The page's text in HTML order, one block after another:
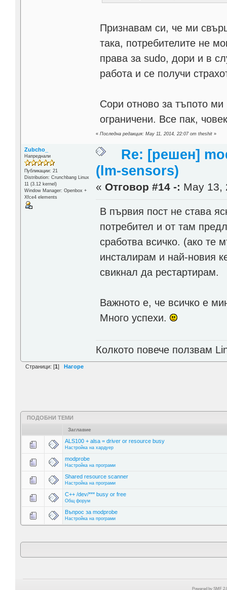
Признавам си, че ми
така, потребителите не
права за sudo, дори и в
работа и се получи
Сори отново за тъпото ми
ограничени. Все пак,
«Последна редакция: May 11, 2014, 22:07 от theshit »
Zubcho_
Напреднали
Публикации: 21
Distribution: Crunchbang Linux
11 (3.12 kernel)
Window Manager: Openbox +
Xfce4 elements
Re: [решен]
(lm-sensors)
« Отговор #14 -: May 13,
В първия пост не става
потребител и от там
сработва всичко. (ако те
инсталирам и най-новия
свикнал да рестартирам.
Важното е, че всичко е
Много успехи.
Колкото повече ползвам
Страници: [1] Нагоре
ПОДОБНИ ТЕМИ
Заглавие
ALS100 + alsa = driver or resource busy
Настройка на хардуер
modprobe
Настройка на програми
Shared resource scanner
Настройка на програми
C++ /dev/*** busy or free
Общ форум
Въпрос за modprobe
Настройка на програми
Powered by SMF